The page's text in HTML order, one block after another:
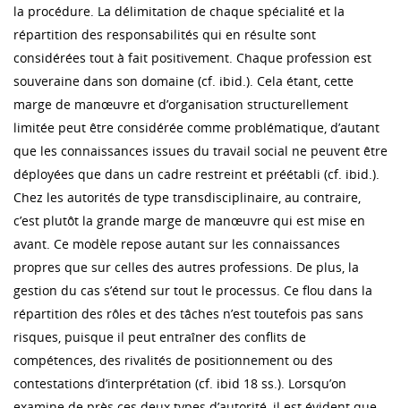
la procédure. La délimitation de chaque spécialité et la
répartition des responsabilités qui en résulte sont
considérées tout à fait positivement. Chaque profession est
souveraine dans son domaine (cf. ibid.). Cela étant, cette
marge de manœuvre et d’organisation structurellement
limitée peut être considérée comme problématique, d’autant
que les connaissances issues du travail social ne peuvent être
déployées que dans un cadre restreint et préétabli (cf. ibid.).
Chez les autorités de type transdisciplinaire, au contraire,
c’est plutôt la grande marge de manœuvre qui est mise en
avant. Ce modèle repose autant sur les connaissances
propres que sur celles des autres professions. De plus, la
gestion du cas s’étend sur tout le processus. Ce flou dans la
répartition des rôles et des tâches n’est toutefois pas sans
risques, puisque il peut entraîner des conflits de
compétences, des rivalités de positionnement ou des
contestations d’interprétation (cf. ibid 18 ss.). Lorsqu’on